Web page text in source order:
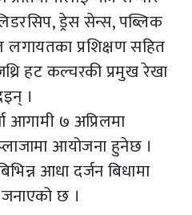
ड्रेस सेन्स, पब्लिक
प्रशिक्षण सहित
हट कल्चरकी प्रमुख रेखा
।
आगामी ७ अप्रिलमा
आयोजना हुनेछ ।
आधा दर्जन बिधामा
छ ।